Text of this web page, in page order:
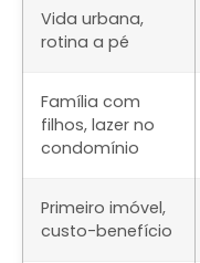
Vida urbana,
rotina a pé
Família com
filhos, lazer no
condomínio
Primeiro imóvel,
custo-benefício